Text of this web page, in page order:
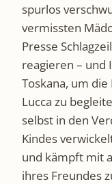
spurlos
vermissten
Presse
reagieren – und
Toskana, um
Lucca zu
selbst in den
Kindes
und kämpft mit
ihres Freundes